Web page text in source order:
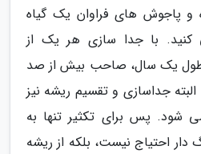
های فراوان یک گیاه
با جدا سازی هر یک از
طول یک سال، صاحب بیش از صد
جداسازی و تقسیم ریشه نیز
شود. پس برای تکثیر تنها به
احتیاج نیست، بلکه از ریشه